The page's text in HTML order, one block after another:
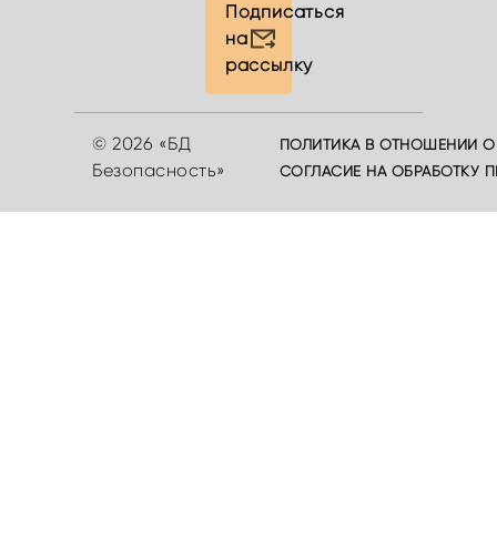
Подписаться
на
рассылку
© 2026 «БД
Безопасность»
ПОЛИТИКА В ОТНОШЕНИИ
СОГЛАСИЕ НА ОБРАБОТКУ